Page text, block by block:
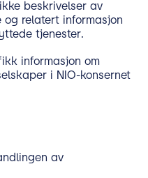
beskrivelser av
relatert informasjon
tjenester.
informasjon om
i NIO-konsernet
av